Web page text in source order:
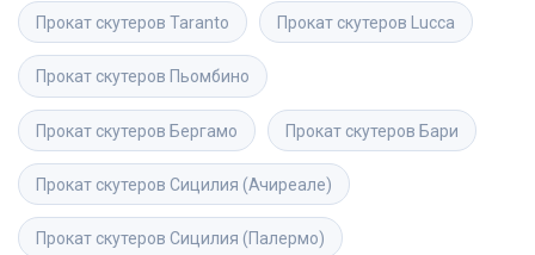
Прокат скутеров Taranto Прокат скутеров Lucca
Прокат скутеров Пьомбино
Прокат скутеров Бергамо Прокат скутеров Бари
Прокат скутеров Сицилия (Ачиреале)
Прокат скутеров Сицилия (Палермо)